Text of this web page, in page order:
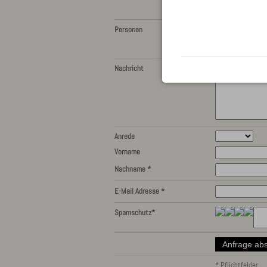
Personen
Nachricht
Anrede
Vorname
Nachname *
E-Mail Adresse *
Spamschutz*
* Pflichtfelder